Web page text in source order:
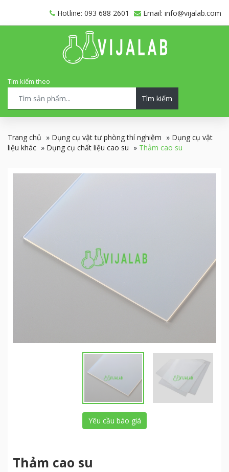
Hotline: 093 688 2601 Email: info@vijalab.com
Tìm kiếm theo
Tìm kiếm
Trang chủ » Dụng cụ vật tư phòng thí nghiệm » Dụng cụ vật
liệu khác » Dụng cụ chất liệu cao su » Thảm cao su
Yêu cầu báo giá
Thảm cao su